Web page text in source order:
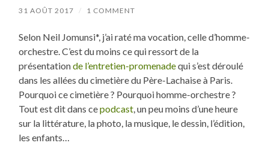
31 AOÛT 2017 / 1 COMMENT
Selon Neil Jomunsi*, j’ai raté ma vocation, celle d’homme-
orchestre. C’est du moins ce qui ressort de la
présentationde l’entretien-promenadequi s’est déroulé
dans les allées du cimetière du Père-Lachaise à Paris.
Pourquoi ce cimetière ? Pourquoi homme-orchestre ?
Tout est dit dans cepodcast, un peu moins d’une heure
sur la littérature, la photo, la musique, le dessin, l’édition,
les enfants…